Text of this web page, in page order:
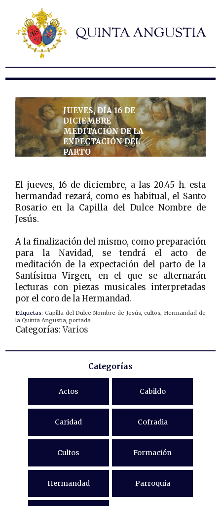
Hermandad
Titulares
Historia y patrimonio
Noticias
Formularios
JUEVES, DÍA 16 DE
DICIEMBRE
MEDITACIÓN DE LA
EXPECTACIÓN DEL
PARTO
El jueves, 16 de diciembre, a las 20.45 h. esta
hermandad rezará, como es habitual, el Santo
Rosario en la Capilla del Dulce Nombre de
Jesús.
A la finalización del mismo, como preparación
para la Navidad, se tendrá el acto de
meditación de la expectación del parto de la
Santísima Virgen, en el que se alternarán
lecturas con piezas musicales interpretadas
por el coro de la Hermandad.
Etiquetas: Capilla del Dulce Nombre de Jesús,cultos Hermandad de
la Quinta Angustia ,portada
Categorías:Varios
Categorías
Actos Cabildo
Caridad Cofradia
Cultos Formación
Hermandad Parroquia